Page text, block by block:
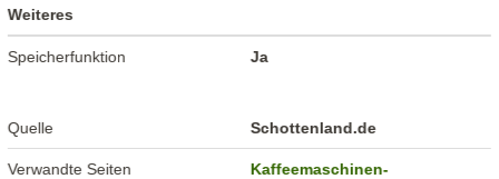
Weiteres
Speicherfunktion Ja
Quelle Schottenland.de
Verwandte Seiten
Kaffeemaschinen-